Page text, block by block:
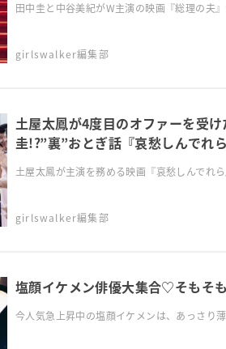
田中圭と中谷美紀がW主演の映画『総理の夫
girlswalker編集部
土屋太鳳が4度目のオファーを受
圭!?”裏”おとぎ話『哀愁しんでれ
戦
土屋太鳳が主演を務める映画『哀愁しんでれ
girlswalker編集部
塩顔イケメン俳優大集合♡そもそ
今人気急上昇中の塩顔イケメンは、あっさり